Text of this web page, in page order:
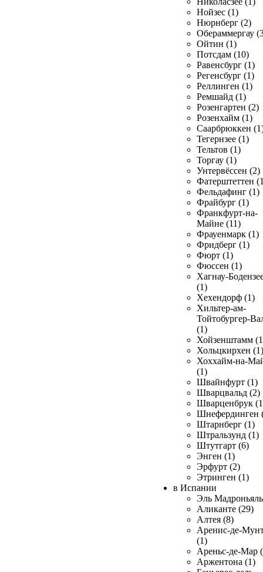
Нойзес (1)
Нюрнберг (2)
Обераммергау
Ойтин (1)
Потсдам (10)
Равенсбург (1)
Регенсбург (1)
Реллинген (1)
Ремшайд (1)
Розенгартен (2)
Розенхайм (1)
Саарбрюккен
Тегернзее (1)
Тельтов (1)
Торгау (1)
Унтервёссен (2)
Фатерштеттен
Фельдафинг (1)
Фрайбург (1)
Франкфурт-на-
Майне (11)
Фрауенмарк (1)
Фридберг (1)
Фюрт (1)
Фюссен (1)
Хагнау-
(1)
Хехендорф (1)
Хильтер-ам-
Тойтобургер-
(1)
Хойзенштамм
Хольцкирхен (1)
Хоххайм-на-
(1)
Швайнфурт (1)
Шварцвальд (2)
Шварценбрук
Шнефердинген
Штарнберг (1)
Штральзунд (1)
Штутгарт (6)
Энген (1)
Эрфурт (2)
Этринген (1)
в Испании
Эль
Аликанте (29)
Алтея (8)
Аренис-де-
(1)
Ареньс-де-Мар
Аржентона (1)